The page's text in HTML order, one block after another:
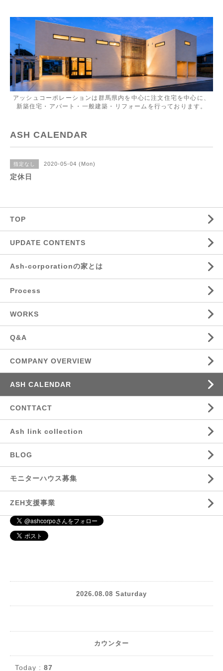
アッシュコーポレーションは群馬県内を中心に注文住宅を中心に、
新築住宅・アパート・一般建築・リフォームを行っております。
ASH CALENDAR
指定なし 2020-05-04 (Mon)
定休日
TOP
UPDATE CONTENTS
Ash-corporationの家とは
Process
WORKS
Q&A
COMPANY OVERVIEW
ASH CALENDAR
CONTTACT
Ash link collection
BLOG
モニターハウス募集
ZEH支援事業
2026.08.08 Saturday
カウンター
Today : 87